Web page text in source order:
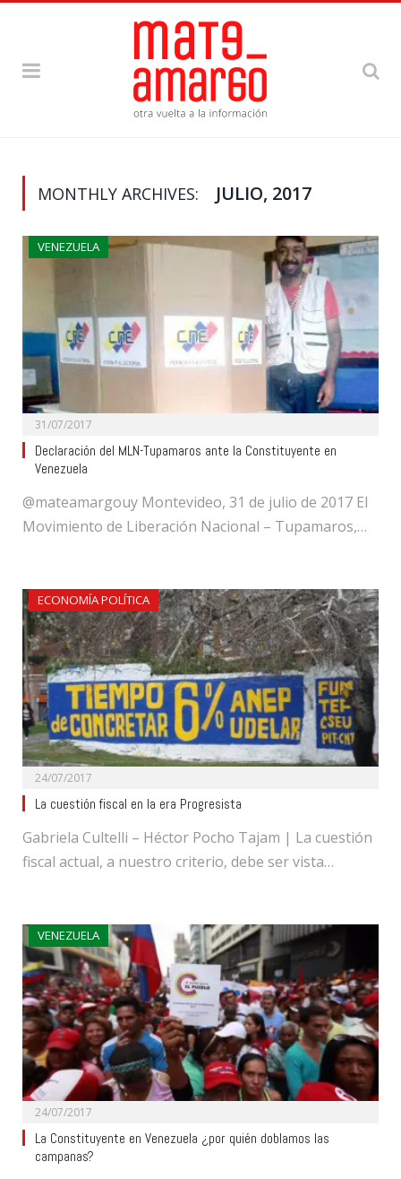
MONTHLY ARCHIVES: JULIO, 2017
VENEZUELA
31/07/2017
Declaración del MLN-Tupamaros ante la Constituyente en
Venezuela
@mateamargouy Montevideo, 31 de julio de 2017 El
Movimiento de Liberación Nacional – Tupamaros,…
ECONOMÍA POLÍTICA
24/07/2017
La cuestión fiscal en la era Progresista
Gabriela Cultelli – Héctor Pocho Tajam | La cuestión
fiscal actual, a nuestro criterio, debe ser vista…
VENEZUELA
24/07/2017
La Constituyente en Venezuela ¿por quién doblamos las
campanas?